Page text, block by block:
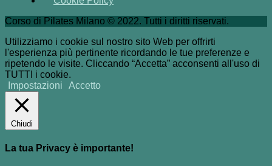
Corso di Pilates Milano © 2022. Tutti i diritti riservati.
Utilizziamo i cookie sul nostro sito Web per offrirti
l'esperienza più pertinente ricordando le tue preferenze e
ripetendo le visite. Cliccando “Accetta” acconsenti all'uso di
TUTTI i cookie.
Impostazioni
Accetto
Chiudi
La tua Privacy è importante!